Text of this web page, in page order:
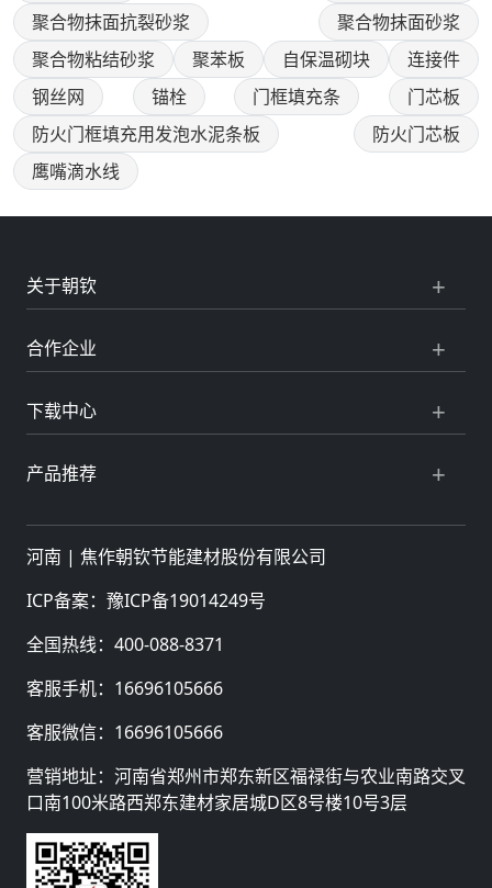
聚合物抹面抗裂砂浆
聚合物抹面砂浆
聚合物粘结砂浆
聚苯板 自保温砌块
连接件
钢丝网
锚栓 门框填充条
门芯板
防火门框填充用发泡水泥条板
防火门芯板
鹰嘴滴水线
关于朝钦
合作企业
下载中心
产品推荐
河南 | 焦作朝钦节能建材股份有限公司
ICP备案： 豫ICP备19014249号
全国热线： 400-088-8371
客服手机： 16696105666
客服微信： 16696105666
营销地址：河南省郑州市郑东新区福禄街与农业南路交叉
口南100米路西郑东建材家居城D区8号楼10号3层